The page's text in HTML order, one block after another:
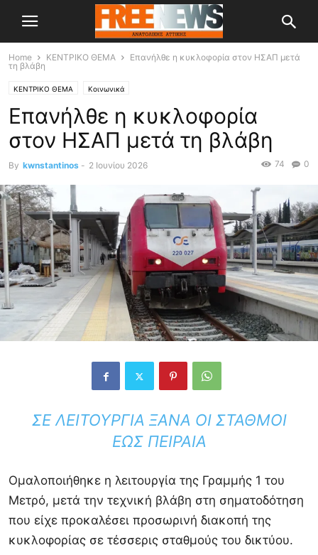
Home ΚΕΝΤΡΙΚΟ ΘΕΜΑ
Επανήλθε η κυκλοφορία στον ΗΣΑΠ μετά
τη βλάβη
ΚΕΝΤΡΙΚΟ ΘΕΜΑ Κοινωνικά
Επανήλθε η κυκλοφορία
στον ΗΣΑΠ μετά τη βλάβη
By kwnstantinos - 2 Ιουνίου 2026 0
74
ΣΕ ΛΕΙΤΟΥΡΓΊΑ ΞΑΝΆ ΟΙ ΣΤΑΘΜΟΊ
ΈΩΣ ΠΕΙΡΑΙΆ
Ομαλοποιήθηκε η λειτουργία της Γραμμής 1 του
Μετρό, μετά την τεχνική βλάβη στη σηματοδότηση
που είχε προκαλέσει προσωρινή διακοπή της
κυκλοφορίας σε τέσσερις σταθμούς του δικτύου.